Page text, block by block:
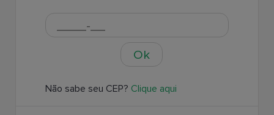
Ok
Não sabe seu CEP? Clique aqui